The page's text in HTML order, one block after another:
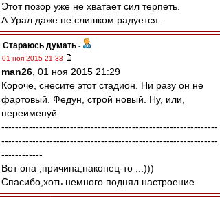
Этот позор уже не хватает сил терпеть.
А Урал даже не слишком радуется.
Стараюсь думать -
01 ноя 2015 21:33
man26 , 01 ноя 2015 21:29
Короче, снесите этот стадион. Ни разу он не
фартовый. Федун, строй новый. Ну, или,
переименуй
---------------------------------------------------------------
---------------------------------------------------------------
------------
Вот она ,причина,наконец-то ...)))
Спасибо,хоть немного поднял настроение.